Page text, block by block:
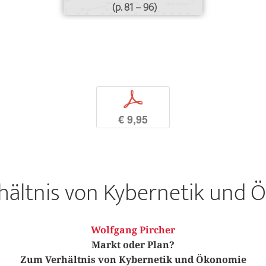
(p. 81 – 96)
p
€ 9,95
von Kybernetik und
Wolfgang Pircher
Markt oder Plan?
Zum Verhältnis von Kybernetik und Ökonomie